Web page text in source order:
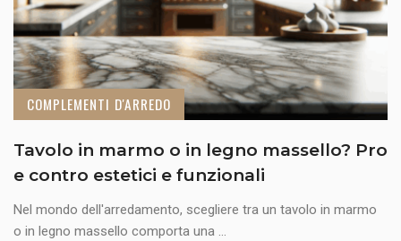
COMPLEMENTI D'ARREDO
Tavolo in marmo o in legno massello? Pro
e contro estetici e funzionali
Nel mondo dell'arredamento, scegliere tra un tavolo in marmo
o in legno massello comporta una ...